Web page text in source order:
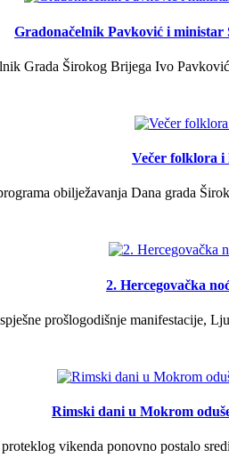
Gradonačelnik Pavković i
Grada Širokog Brijega Ivo
Večer folklora i
obilježavanja Dana grada
2. Hercegovačka
prošlogodišnje manifestacije,
Rimski dani u Mokrom
vikenda ponovno postalo